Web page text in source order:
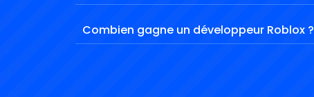
Combien gagne un développeur Roblox ?